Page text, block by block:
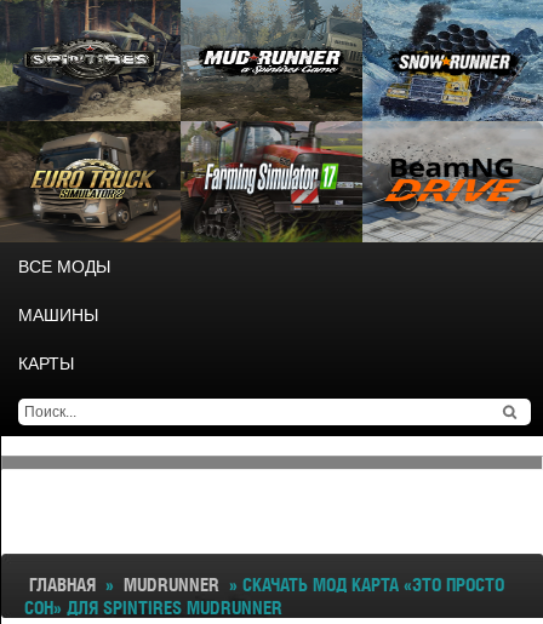
ВСЕ МОДЫ
МАШИНЫ
КАРТЫ
ГЛАВНАЯ » MUDRUNNER » СКАЧАТЬ МОД КАРТА «ЭТО ПРОСТО
СОН» ДЛЯ SPINTIRES MUDRUNNER